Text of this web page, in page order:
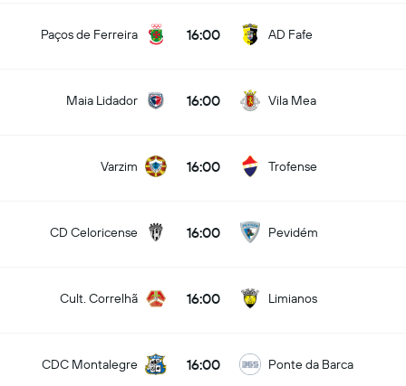
Paços de Ferreira 16:00 AD Fafe
Maia Lidador 16:00 Vila Mea
Varzim 16:00 Trofense
CD Celoricense 16:00 Pevidém
Cult. Correlhã 16:00 Limianos
CDC Montalegre 16:00 Ponte da Barca